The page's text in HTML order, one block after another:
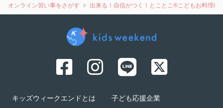
オンライン習い事をさがす 出来る！自信がつく！とことこ®️こどもお料理教
キッズウィークエンドとは 子ども応援企業